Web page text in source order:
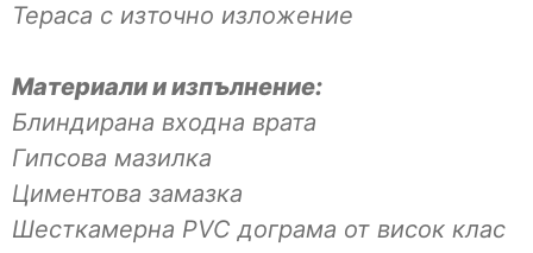
Тераса с източно изложение
Материали и изпълнение:
Блиндирана входна врата
Гипсова мазилка
Циментова замазка
Шесткамерна PVC дограма от висок клас